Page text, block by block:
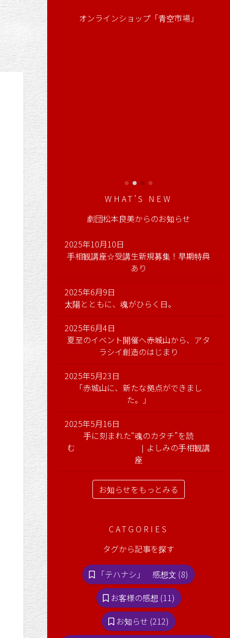
オンラインショップ「青空市場」
WHAT’S NEW
劇団松本良美からのお知らせ
2025年10月10日
手相観講座☆受講生新規募集！早期特典
あり
2025年6月9日
太陽とともに、魂がひらく日。
2025年6月4日
夏至のイベント開催へ――赤城山から、アタ
ラシイ創造のはじまり
2025年5月23日
「赤城山に、新たな拠点ができまし
た。」
2025年5月16日
手に刻まれた“魂のカタチ”を読
む ｜よしみの手相観講
座
お知らせをもっとみる
CATGORIES
タグから記事を探す
「テハナシ」 感想文 (8)
お客様の感想 (11)
お知らせ (212)